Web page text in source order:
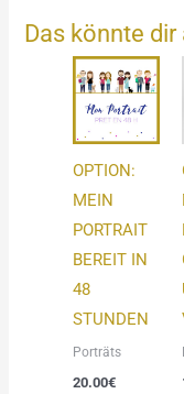
Das könnte
OPTION:
MEIN
PORTRAIT
BEREIT IN
48
STUNDEN
Porträts
20.00€